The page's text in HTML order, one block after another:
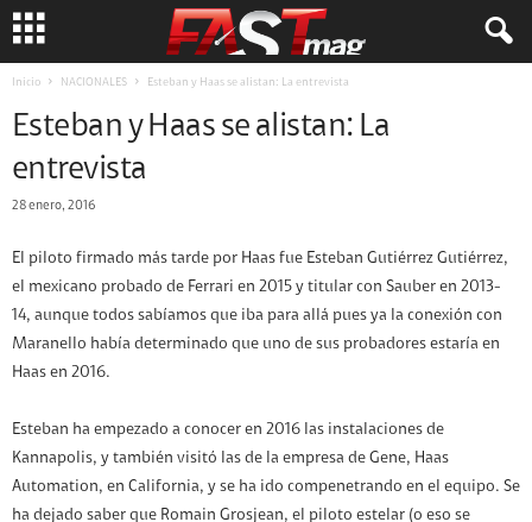
Inicio NACIONALES Esteban y Haas se alistan: La entrevista
Esteban y Haas se alistan: La
entrevista
28 enero, 2016
El piloto firmado más tarde por Haas fue Esteban Gutiérrez Gutiérrez,
el mexicano probado de Ferrari en 2015 y titular con Sauber en 2013-
14, aunque todos sabíamos que iba para allá pues ya la conexión con
Maranello había determinado que uno de sus probadores estaría en
Haas en 2016.
Esteban ha empezado a conocer en 2016 las instalaciones de
Kannapolis, y también visitó las de la empresa de Gene, Haas
Automation, en California, y se ha ido compenetrando en el equipo. Se
ha dejado saber que Romain Grosjean, el piloto estelar (o eso se